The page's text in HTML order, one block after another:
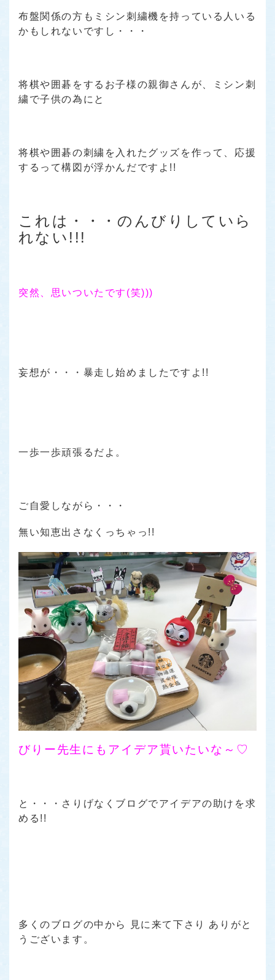
布盤関係の方もミシン刺繍機を持っている人いる
かもしれないですし・・・
将棋や囲碁をするお子様の親御さんが、ミシン刺
繍で子供の為にと
将棋や囲碁の刺繍を入れたグッズを作って、応援
するって構図が浮かんだですよ!!
これは・・・のんびりしていら
れない!!!
突然、思いついたです(笑)))
妄想が・・・暴走し始めましたですよ!!
一歩一歩頑張るだよ。
ご自愛しながら・・・
無い知恵出さなくっちゃっ!!
びりー先生にもアイデア貰いたいな～♡
と・・・さりげなくブログでアイデアの助けを求
める!!
多くのブログの中から 見に来て下さり ありがと
うございます。